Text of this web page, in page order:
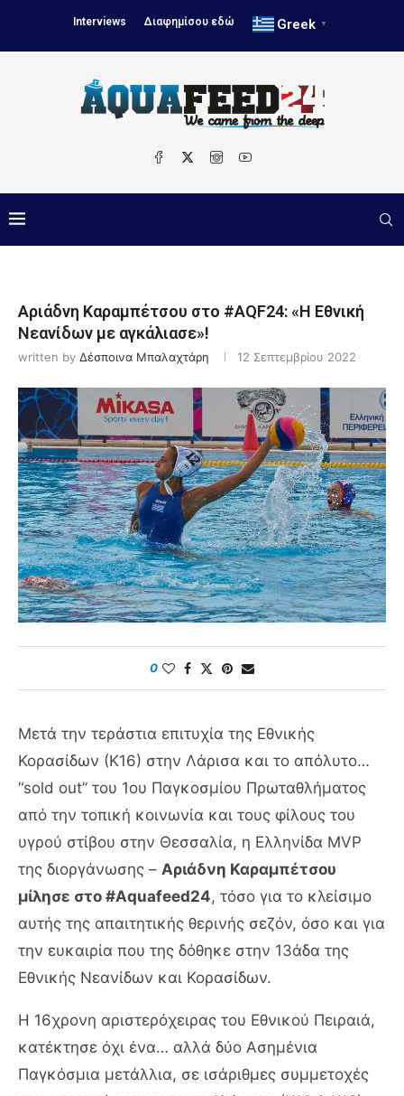
Interviews Διαφημίσου εδώ Greek ▼
Αριάδνη Καραμπέτσου στο #AQF24: «Η Εθνική
Νεανίδων με αγκάλιασε»!
written by Δέσποινα Μπαλαχτάρη 12 Σεπτεμβρίου 2022
0
Μετά την τεράστια επιτυχία της Εθνικής
Κορασίδων (Κ16) στην Λάρισα και το απόλυτο…
“sold out” του 1ου Παγκοσμίου Πρωταθλήματος
από την τοπική κοινωνία και τους φίλους του
υγρού στίβου στην Θεσσαλία, η Ελληνίδα MVP
της διοργάνωσης – Αριάδνη Καραμπέτσου
μίλησε στο #Aquafeed24, τόσο για το κλείσιμο
αυτής της απαιτητικής θερινής σεζόν, όσο και για
την ευκαιρία που της δόθηκε στην 13άδα της
Εθνικής Νεανίδων και Κορασίδων.
Η 16χρονη αριστερόχειρας του Εθνικού Πειραιά,
κατέκτησε όχι ένα… αλλά δύο Ασημένια
Παγκόσμια μετάλλια, σε ισάριθμες συμμετοχές